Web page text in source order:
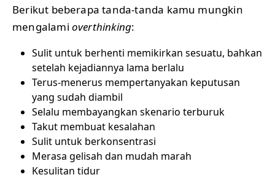
Berikut beberapa tanda-tanda kamu mungkin
mengalami overthinking:
Sulit untuk berhenti memikirkan sesuatu, bahkan
setelah kejadiannya lama berlalu
Terus-menerus mempertanyakan keputusan
yang sudah diambil
Selalu membayangkan skenario terburuk
Takut membuat kesalahan
Sulit untuk berkonsentrasi
Merasa gelisah dan mudah marah
Kesulitan tidur